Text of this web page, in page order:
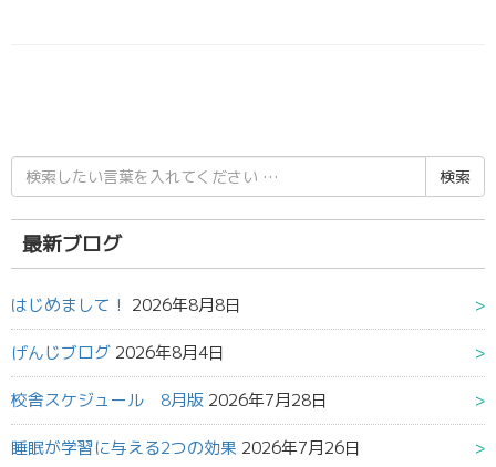
検
索
結
果:
最新ブログ
はじめまして！ 2026年8月8日
げんじブログ 2026年8月4日
校舎スケジュール 8月版 2026年7月28日
睡眠が学習に与える2つの効果 2026年7月26日